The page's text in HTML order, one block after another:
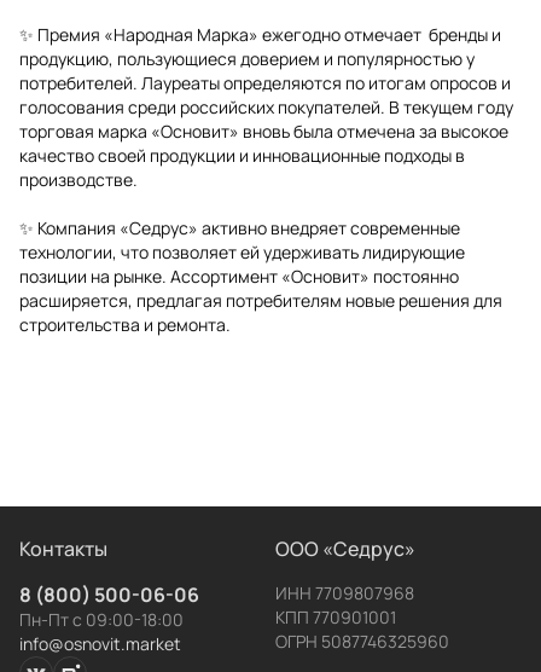
✨ Премия «Народная Марка» ежегодно отмечает бренды и
продукцию, пользующиеся доверием и популярностью у
потребителей. Лауреаты определяются по итогам опросов и
голосования среди российских покупателей. В текущем году
торговая марка «Основит» вновь была отмечена за высокое
качество своей продукции и инновационные подходы в
производстве.
✨ Компания «Седрус» активно внедряет современные
технологии, что позволяет ей удерживать лидирующие
позиции на рынке. Ассортимент «Основит» постоянно
расширяется, предлагая потребителям новые решения для
строительства и ремонта.
Контакты
8 (800) 500-06-06
Пн-Пт с 09:00-18:00
info@osnovit.market
ООО «Седрус»
ИНН 7709807968
КПП 770901001
ОГРН 5087746325960